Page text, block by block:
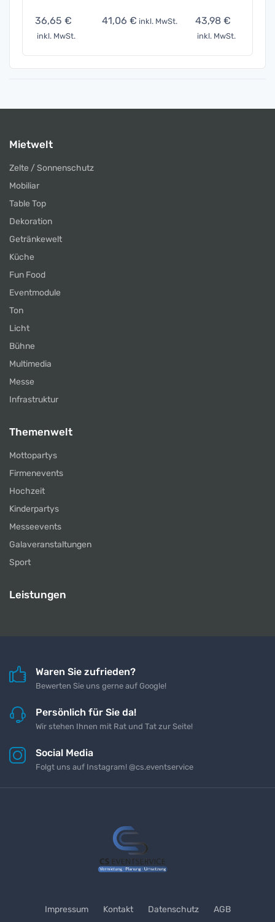
36,65 €
inkl. MwSt.
41,06 € inkl. MwSt. 43,98 €
inkl. MwSt.
Mietwelt
Zelte / Sonnenschutz
Mobiliar
Table Top
Dekoration
Getränkewelt
Küche
Fun Food
Eventmodule
Ton
Licht
Bühne
Multimedia
Messe
Infrastruktur
Themenwelt
Mottopartys
Firmenevents
Hochzeit
Kinderpartys
Messeevents
Galaveranstaltungen
Sport
Leistungen
Waren Sie zufrieden?
Bewerten Sie uns gerne auf Google!
Persönlich für Sie da!
Wir stehen Ihnen mit Rat und Tat zur Seite!
Social Media
Folgt uns auf Instagram! @cs.eventservice
Impressum Kontakt Datenschutz AGB